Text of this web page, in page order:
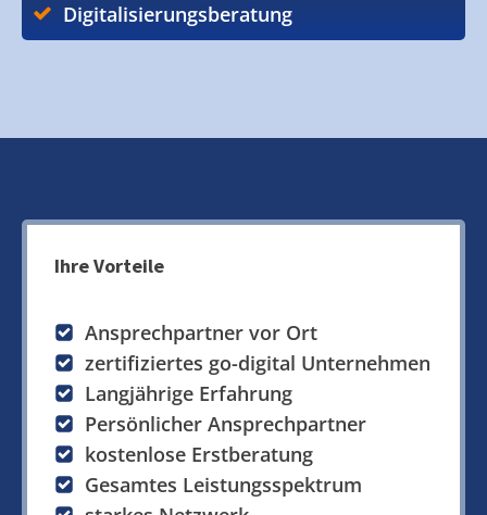
Digitalisierungsberatung
Ihre Vorteile
Ansprechpartner vor Ort
zertifiziertes go-digital Unternehmen
Langjährige Erfahrung
Persönlicher Ansprechpartner
kostenlose Erstberatung
Gesamtes Leistungsspektrum